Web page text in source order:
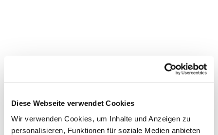
Diese Webseite verwendet Cookies
Wir verwenden Cookies, um Inhalte und Anzeigen zu
personalisieren, Funktionen für soziale Medien anbieten